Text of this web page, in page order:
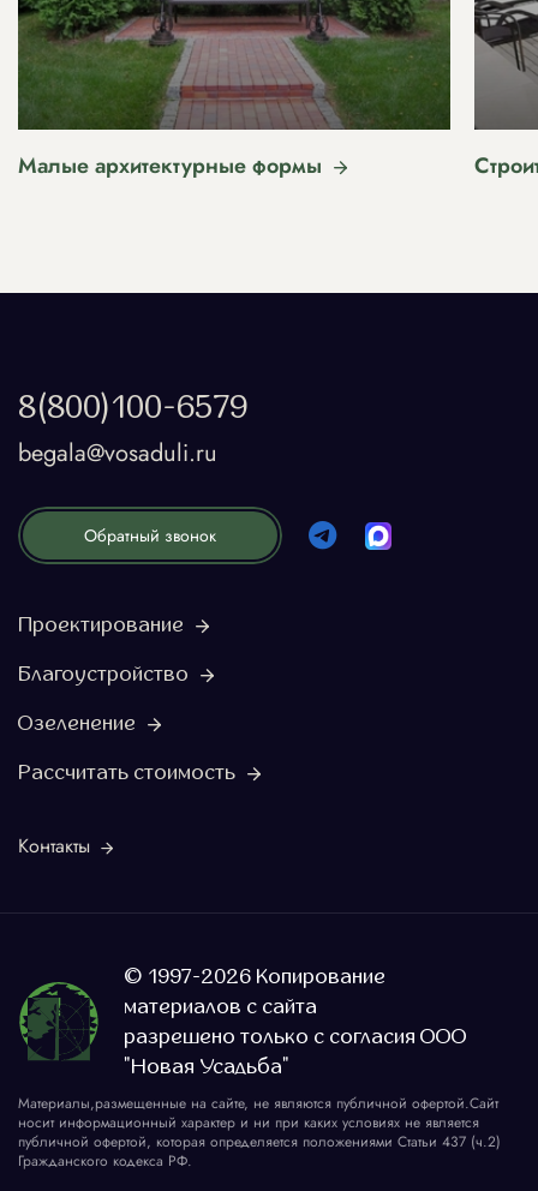
Малые архитектурные формы
8(800)100-6579
begala@vosaduli.ru
Обратный звонок
Проектирование
Благоустройство
Озеленение
Рассчитать стоимость
Контакты
© 1997-2026 Копирование
материалов с сайта
разрешено только с согласия ООО
"Новая Усадьба"
Материалы,размещенные на сайте, не являются публичной офертой.Сайт
носит информационный характер и ни при каких условиях не является
публичной офертой, которая определяется положениями Статьи 437 (ч.2)
Гражданского кодекса РФ.